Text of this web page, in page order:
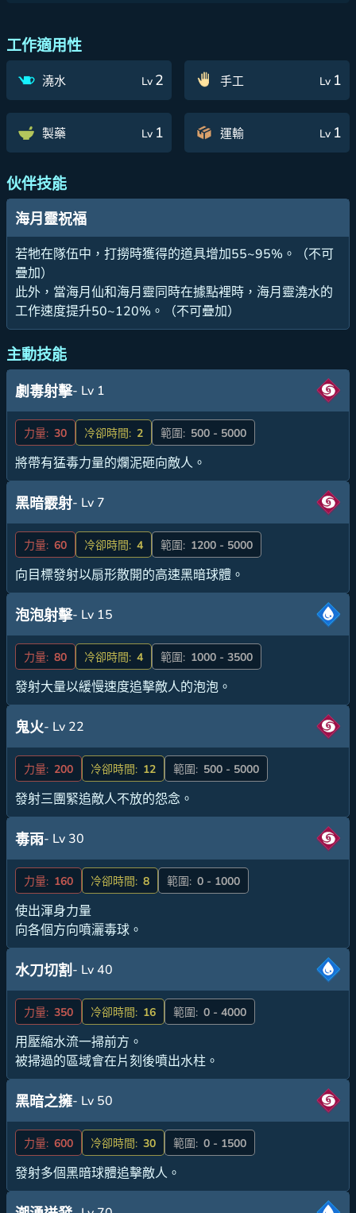
工作適用性
澆水 Lv 2 手工 Lv 1
製藥 Lv 1 運輸 Lv 1
伙伴技能
海月靈祝福
若牠在隊伍中，打撈時獲得的道具增加55~95%。（不可
疊加）
此外，當海月仙和海月靈同時在據點裡時，海月靈澆水的
工作速度提升50~120%。（不可疊加）
主動技能
劇毒射擊- Lv 1
力量: 30 冷卻時間: 2 範圍: 500 - 5000
將帶有猛毒力量的爛泥砸向敵人。
黑暗霰射- Lv 7
力量: 60 冷卻時間: 4 範圍: 1200 - 5000
向目標發射以扇形散開的高速黑暗球體。
泡泡射擊- Lv 15
力量: 80 冷卻時間: 4 範圍: 1000 - 3500
發射大量以緩慢速度追擊敵人的泡泡。
鬼火- Lv 22
力量: 200 冷卻時間: 12 範圍: 500 - 5000
發射三團緊追敵人不放的怨念。
毒雨- Lv 30
力量: 160 冷卻時間: 8 範圍: 0 - 1000
使出渾身力量
向各個方向噴灑毒球。
水刀切割- Lv 40
力量: 350 冷卻時間: 16 範圍: 0 - 4000
用壓縮水流一掃前方。
被掃過的區域會在片刻後噴出水柱。
黑暗之擁- Lv 50
力量: 600 冷卻時間: 30 範圍: 0 - 1500
發射多個黑暗球體追擊敵人。